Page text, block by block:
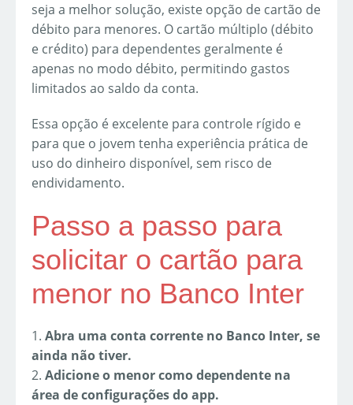
seja a melhor solução, existe opção de cartão de
débito para menores. O cartão múltiplo (débito
e crédito) para dependentes geralmente é
apenas no modo débito, permitindo gastos
limitados ao saldo da conta.
Essa opção é excelente para controle rígido e
para que o jovem tenha experiência prática de
uso do dinheiro disponível, sem risco de
endividamento.
Passo a passo para
solicitar o cartão para
menor no Banco Inter
1. Abra uma conta corrente no Banco Inter, se
ainda não tiver.
2. Adicione o menor como dependente na
área de configurações do app.